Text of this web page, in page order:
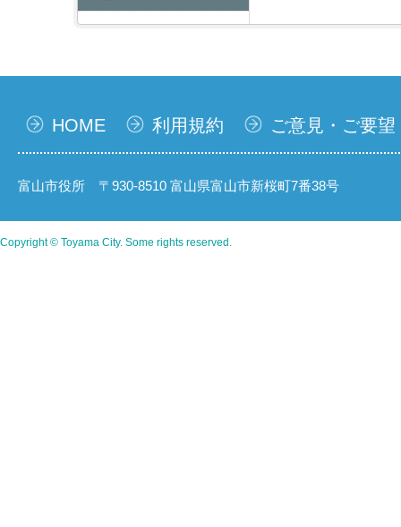
HOME 利用規約 ご意見・ご要望
富山市役所 〒930-8510 富山県富山市新桜町7番38号
Copyright © Toyama City. Some rights reserved.